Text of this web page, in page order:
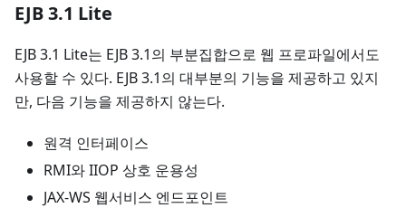
EJB 3.1 Lite
EJB 3.1 Lite는 EJB 3.1의 부분집합으로 웹 프로파일에서도
사용할 수 있다. EJB 3.1의 대부분의 기능을 제공하고 있지
만, 다음 기능을 제공하지 않는다.
원격 인터페이스
RMI와 IIOP 상호 운용성
JAX-WS 웹서비스 엔드포인트